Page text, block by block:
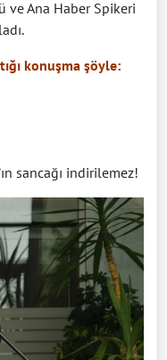
ve Ana Haber Spikeri
konuşma şöyle:
sancağı indirilemez!